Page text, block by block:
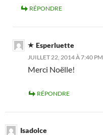
RÉPONDRE
Esperluette
JUILLET 22, 2014 À 7:40 PM
Merci Noëlle!
RÉPONDRE
Isadolce